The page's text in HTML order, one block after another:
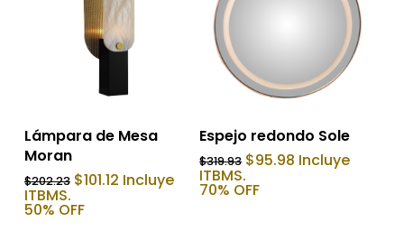
Añadir Al Carrito
Lámpara de Mesa
Moran
$202.23 El
original
$101.12El
precio
Incluye
ITBMS.
50% OFF
Añadir Al Carrito
Espejo redondo Sole
$319.93 El
precio
original
$95.98 El
precio
Incluye
ITBMS.
70% OFF